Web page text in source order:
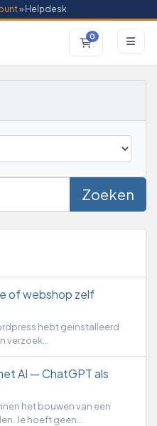
» Helpdesk
0Winkelwagen
Zoeken
of webshop zelf
hebt geïnstalleerd
verzoek...
AI — ChatGPT als
het bouwen van een
Je hoeft geen...